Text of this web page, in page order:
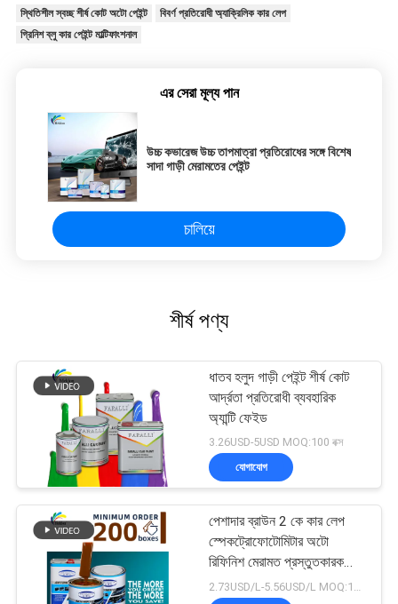
স্থিতিশীল স্বচ্ছ শীর্ষ কোট অটো পেইন্ট
বিবর্ণ প্রতিরোধী অ্যাক্রিলিক কার লেপ
গ্রিনিশ ব্লু কার পেইন্ট মাল্টিফাংশনাল
এর সেরা মূল্য পান
উচ্চ কভারেজ উচ্চ তাপমাত্রা প্রতিরোধের সঙ্গে বিশেষ
সাদা গাড়ী মেরামতের পেইন্ট
চালিয়ে
শীর্ষ পণ্য
ধাতব হলুদ গাড়ী পেইন্ট শীর্ষ কোট
আর্দ্রতা প্রতিরোধী ব্যবহারিক
অ্যান্টি ফেইড
3.26USD-5USD MOQ:100 বক্স
যোগাযোগ
পেশাদার ব্রাউন 2 কে কার লেপ
স্পেকট্রোফোটোমিটার অটো
রিফিনিশ মেরামত প্রস্তুতকারক
অটোমোবাইল গাড়ি পেইন্টিং
2.73USD/L-5.56USD/L MOQ:100 বক্স